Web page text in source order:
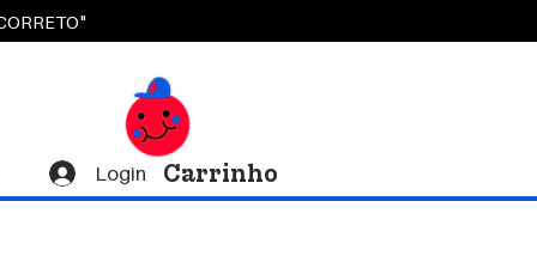
Login Carrinho